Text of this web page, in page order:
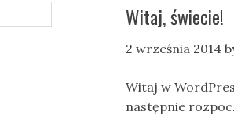
Witaj, świecie!
2 września 2014
Witaj w
następnie